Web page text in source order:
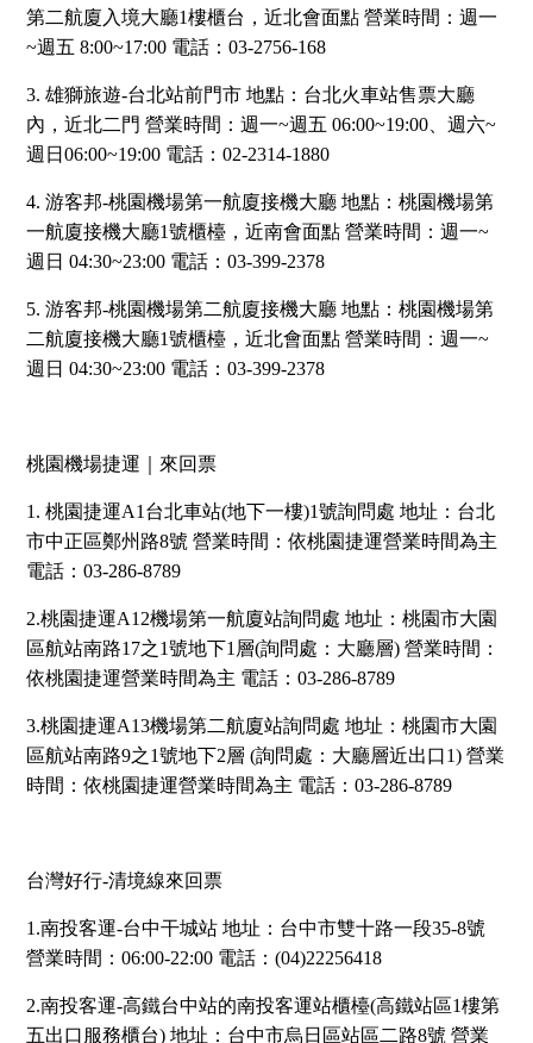
第二航廈入境大廳1樓櫃台，近北會面點 營業時間：週一
~週五 8:00~17:00 電話：03-2756-168
3. 雄獅旅遊-台北站前門市 地點：台北火車站售票大廳
內，近北二門 營業時間：週一~週五 06:00~19:00、週六~
週日06:00~19:00 電話：02-2314-1880
4. 游客邦-桃園機場第一航廈接機大廳 地點：桃園機場第
一航廈接機大廳1號櫃檯，近南會面點 營業時間：週一~
週日 04:30~23:00 電話：03-399-2378
5. 游客邦-桃園機場第二航廈接機大廳 地點：桃園機場第
二航廈接機大廳1號櫃檯，近北會面點 營業時間：週一~
週日 04:30~23:00 電話：03-399-2378
桃園機場捷運｜來回票
1. 桃園捷運A1台北車站(地下一樓)1號詢問處 地址：台北
市中正區鄭州路8號 營業時間：依桃園捷運營業時間為主
電話：03-286-8789
2.桃園捷運A12機場第一航廈站詢問處 地址：桃園市大園
區航站南路17之1號地下1層(詢問處：大廳層) 營業時間：
依桃園捷運營業時間為主 電話：03-286-8789
3.桃園捷運A13機場第二航廈站詢問處 地址：桃園市大園
區航站南路9之1號地下2層 (詢問處：大廳層近出口1) 營業
時間：依桃園捷運營業時間為主 電話：03-286-8789
台灣好行-清境線來回票
1.南投客運-台中干城站 地址：台中市雙十路一段35-8號
營業時間：06:00-22:00 電話：(04)22256418
2.南投客運-高鐵台中站的南投客運站櫃檯(高鐵站區1樓第
五出口服務櫃台) 地址：台中市烏日區站區二路8號 營業